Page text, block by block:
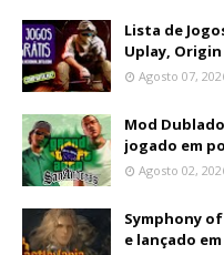
Lista de
Uplay, Origin
Agosto 07,
Mod
jogado em
Agosto 02,
Symphony
e lançado